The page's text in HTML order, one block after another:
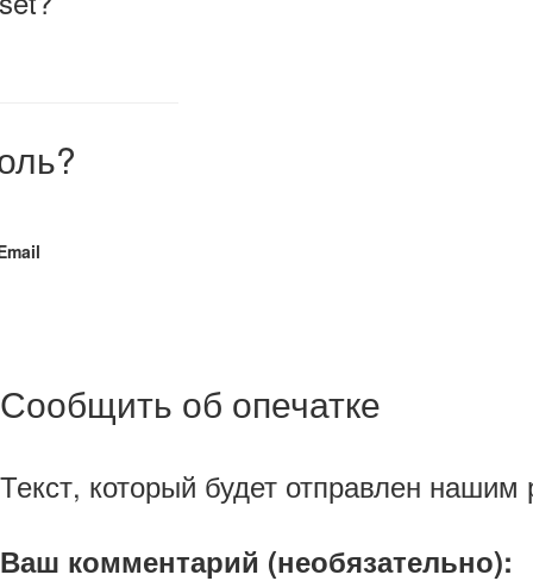
Сообщить об опечатке
Текст, который будет отправлен нашим
Ваш комментарий (необязательно):